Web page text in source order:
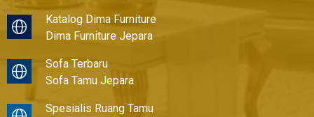
Katalog Dima Furniture
Dima Furniture Jepara
Sofa Terbaru
Sofa Tamu Jepara
Spesialis Ruang Tamu